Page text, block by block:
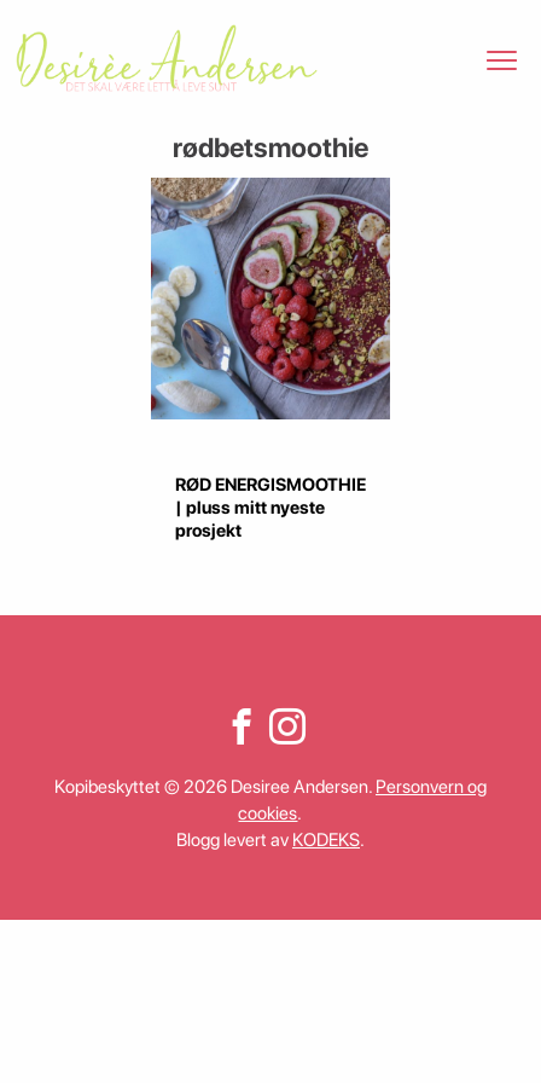
rødbetsmoothie
RØD ENERGISMOOTHIE
| pluss mitt nyeste
prosjekt
Kopibeskyttet © 2026 Desiree Andersen. Personvern og
cookies.
Blogg levert av KODEKS.